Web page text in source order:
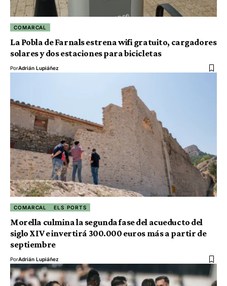
COMARCAL
La Pobla de Farnals estrena wifi gratuito, cargadores
solares y dos estaciones para bicicletas
PorAdrián Lupiáñez
COMARCAL ELS PORTS
Morella culmina la segunda fase del acueducto del
siglo XIV e invertirá 300.000 euros más a partir de
septiembre
PorAdrián Lupiáñez